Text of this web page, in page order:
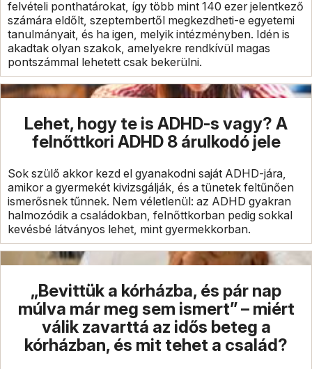
felvételi ponthatárokat, így több mint 140 ezer jelentkező
számára eldőlt, szeptembertől megkezdheti-e egyetemi
tanulmányait, és ha igen, melyik intézményben. Idén is
akadtak olyan szakok, amelyekre rendkívül magas
pontszámmal lehetett csak bekerülni.
Lehet, hogy te is ADHD-s vagy? A
felnőttkori ADHD 8 árulkodó jele
Sok szülő akkor kezd el gyanakodni saját ADHD-jára,
amikor a gyermekét kivizsgálják, és a tünetek feltűnően
ismerősnek tűnnek. Nem véletlenül: az ADHD gyakran
halmozódik a családokban, felnőttkorban pedig sokkal
kevésbé látványos lehet, mint gyermekkorban.
„Bevittük a kórházba, és pár nap
múlva már meg sem ismert” – miért
válik zavarttá az idős beteg a
kórházban, és mit tehet a család?